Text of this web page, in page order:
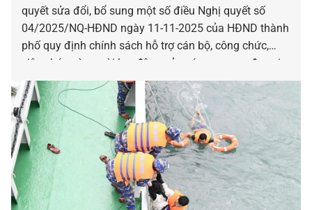
quyết sửa đổi, bổ sung một số điều Nghị quyết số
04/2025/NQ-HĐND ngày 11-11-2025 của HĐND thành
phố quy định chính sách hỗ trợ cán bộ, công chức,
viên chức và người lao động của các cơ quan, đơn vị
bị tác động, ảnh hưởng do sắp xếp đơn vị hành chính.